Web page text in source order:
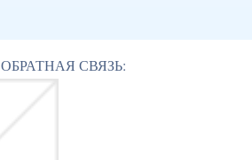
ОБРАТНАЯ СВЯЗЬ: